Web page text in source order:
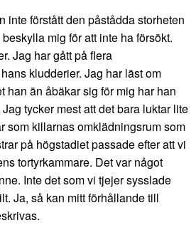
inte förstått den påstådda storheten
mig för att inte ha försökt.
Jag har gått på flera
kludderier. Jag har läst om
han än åbäkar sig för mig har han
tycker mest att det bara luktar lite
som killarnas omklädningsrum som
på högstadiet passade efter att vi
tortyrkammare. Det var något
Inte det som vi tjejer sysslade
Ja, så kan mitt förhållande till